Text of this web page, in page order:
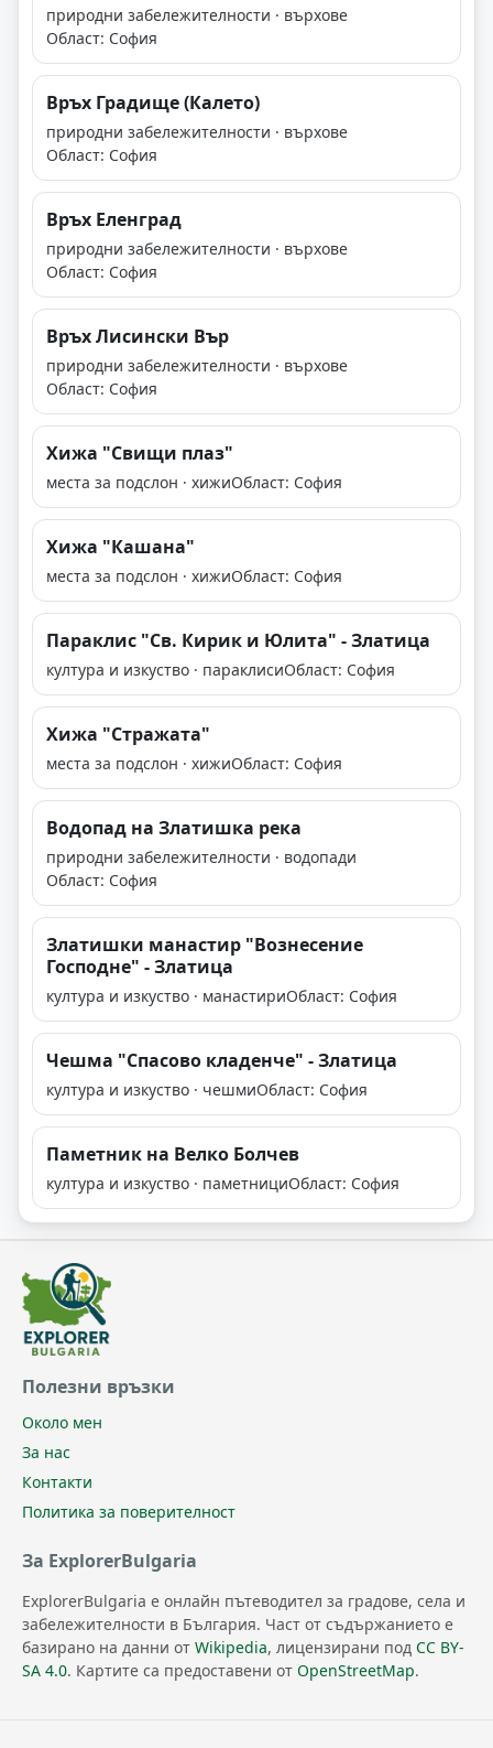
природни забележителности · върхове
Област: София
Връх Градище (Калето)
природни забележителности · върхове
Област: София
Връх Еленград
природни забележителности · върхове
Област: София
Връх Лисински Вър
природни забележителности · върхове
Област: София
Хижа "Свищи плаз"
места за подслон · хижиОбласт: София
Хижа "Кашана"
места за подслон · хижиОбласт: София
Параклис "Св. Кирик и Юлита" - Златица
култура и изкуство · параклисиОбласт: София
Хижа "Стражата"
места за подслон · хижиОбласт: София
Водопад на Златишка река
природни забележителности · водопади
Област: София
Златишки манастир "Вознесение
Господне" - Златица
култура и изкуство · манастириОбласт: София
Чешма "Спасово кладенче" - Златица
култура и изкуство · чешмиОбласт: София
Паметник на Велко Болчев
култура и изкуство · паметнициОбласт: София
Полезни връзки
Около мен
За нас
Контакти
Политика за поверителност
За ExplorerBulgaria
ExplorerBulgaria е онлайн пътеводител за градове, села и
забележителности в България. Част от съдържанието е
базирано на данни от Wikipedia, лицензирани под CC BY-
SA 4.0. Картите са предоставени от OpenStreetMap.